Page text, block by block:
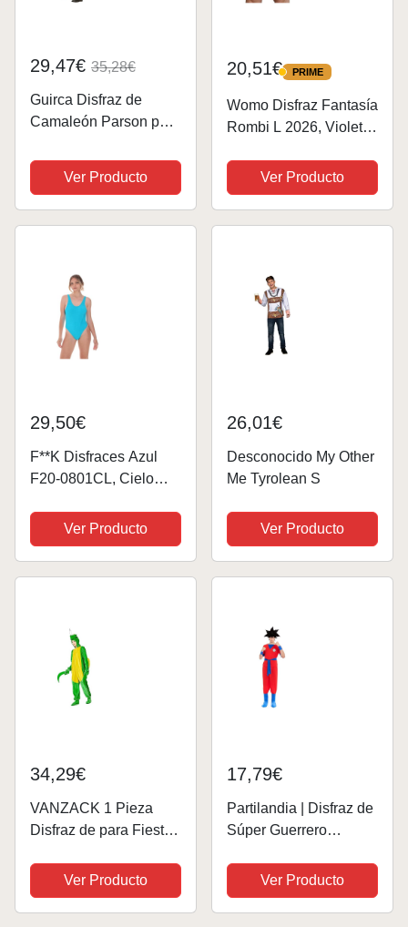
29,47€ 35,28€
Guirca Disfraz de
Camaleón Parson para
Ver Producto
20,51€ PRIME
PRIME
Womo Disfraz Fantasía
Rombi L 2026, Violeta,
Ver Producto
29,50€
F**K Disfraces Azul
F20-0801CL, Cielo
Ver Producto
26,01€
Desconocido My Other
Me Tyrolean S
Ver Producto
34,29€
VANZACK 1 Pieza
Disfraz de para Fiesta
Cómodo para
Halloween y
Celebraciones
Ver Producto
17,79€
Partilandia | Disfraz de
Súper Guerrero
(Talla M)Ver Producto